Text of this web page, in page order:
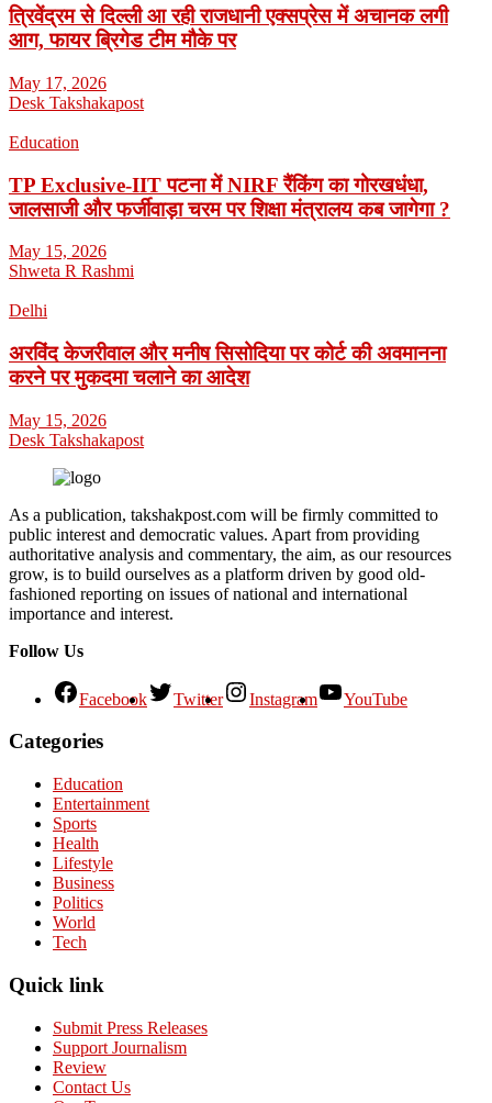
त्रिवेंद्रम से दिल्ली आ रही राजधानी एक्सप्रेस में अचानक लगी
आग, फायर ब्रिगेड टीम मौके पर
May 17, 2026
Desk Takshakapost
Education
TP Exclusive-IIT पटना में NIRF रैंकिंग का गोरखधंधा,
जालसाजी और फर्जीवाड़ा चरम पर शिक्षा मंत्रालय कब जागेगा ?
May 15, 2026
Shweta R Rashmi
Delhi
अरविंद केजरीवाल और मनीष सिसोदिया पर कोर्ट की अवमानना
करने पर मुकदमा चलाने का आदेश
May 15, 2026
Desk Takshakapost
As a publication, takshakpost.com will be firmly committed to
public interest and democratic values. Apart from providing
authoritative analysis and commentary, the aim, as our resources
grow, is to build ourselves as a platform driven by good old-
fashioned reporting on issues of national and international
importance and interest.
Follow Us
Facebook Twitter Instagram YouTube
Categories
Education
Entertainment
Sports
Health
Lifestyle
Business
Politics
World
Tech
Quick link
Submit Press Releases
Support Journalism
Review
Contact Us